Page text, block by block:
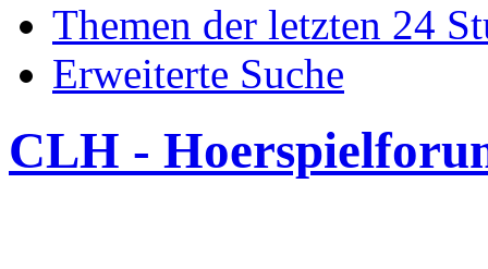
Themen der letzten 24
Erweiterte Suche
CLH -